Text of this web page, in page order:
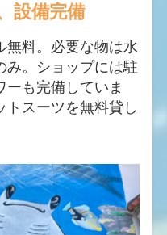
設備完備
無料。必要な物は水
み。ショップには駐
ーも完備していま
トスーツを無料貸し